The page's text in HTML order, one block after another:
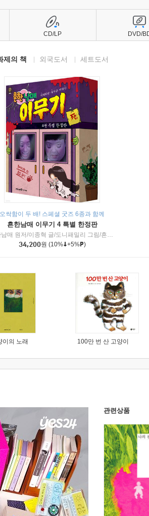
제의 책 외국도서 세트도서
오싹함이 두 배! 스페셜 굿즈 6종과 함께
흔한남매 이무기 4 특별 한정판
흔한남매 원저/이종혁 글/도니패밀리 그림/흔한컴퍼니 감수
34,200원 (10% +5% )
이의 노래 100만 번 산 고양이
CD/LP DVD/
관련상품